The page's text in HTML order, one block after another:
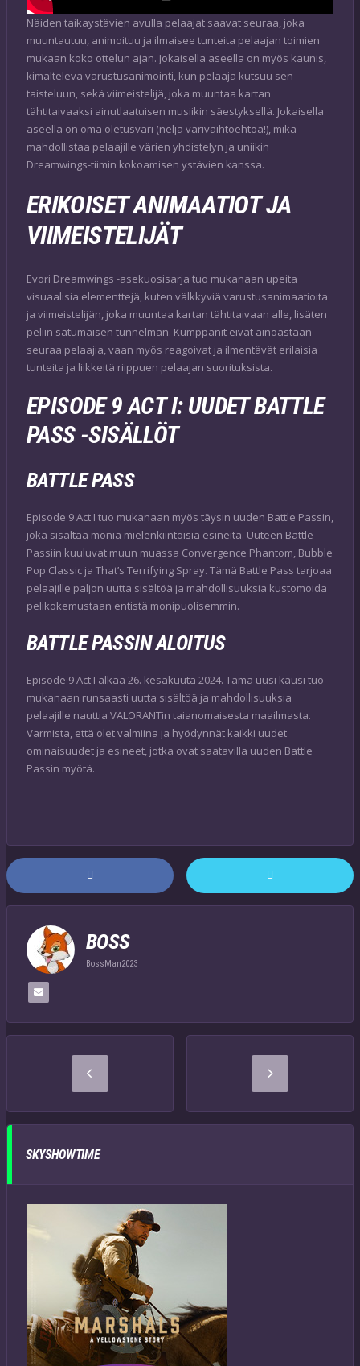
Näiden taikaystävien avulla pelaajat saavat seuraa, joka
muuntautuu, animoituu ja ilmaisee tunteita pelaajan toimien
mukaan koko ottelun ajan. Jokaisella aseella on myös kaunis,
kimalteleva varustusanimointi, kun pelaaja kutsuu sen
taisteluun, sekä viimeistelijä, joka muuntaa kartan
tähtitaivaaksi ainutlaatuisen musiikin säestyksellä. Jokaisella
aseella on oma oletusväri (neljä värivaihtoehtoa!), mikä
mahdollistaa pelaajille värien yhdistelyn ja uniikin
Dreamwings-tiimin kokoamisen ystävien kanssa.
ERIKOISET ANIMAATIOT JA
VIIMEISTELIJÄT
Evori Dreamwings -asekuosisarja tuo mukanaan upeita
visuaalisia elementtejä, kuten välkkyviä varustusanimaatioita
ja viimeistelijän, joka muuntaa kartan tähtitaivaan alle, lisäten
peliin satumaisen tunnelman. Kumppanit eivät ainoastaan
seuraa pelaajia, vaan myös reagoivat ja ilmentävät erilaisia
tunteita ja liikkeitä riippuen pelaajan suorituksista.
EPISODE 9 ACT I: UUDET BATTLE
PASS -SISÄLLÖT
BATTLE PASS
Episode 9 Act I tuo mukanaan myös täysin uuden Battle Passin,
joka sisältää monia mielenkiintoisia esineitä. Uuteen Battle
Passiin kuuluvat muun muassa Convergence Phantom, Bubble
Pop Classic ja That’s Terrifying Spray. Tämä Battle Pass tarjoaa
pelaajille paljon uutta sisältöä ja mahdollisuuksia kustomoida
pelikokemustaan entistä monipuolisemmin.
BATTLE PASSIN ALOITUS
Episode 9 Act I alkaa 26. kesäkuuta 2024. Tämä uusi kausi tuo
mukanaan runsaasti uutta sisältöä ja mahdollisuuksia
pelaajille nauttia VALORANTin taianomaisesta maailmasta.
Varmista, että olet valmiina ja hyödynnät kaikki uudet
ominaisuudet ja esineet, jotka ovat saatavilla uuden Battle
Passin myötä.
BOSS
BossMan2023
SKYSHOWTIME